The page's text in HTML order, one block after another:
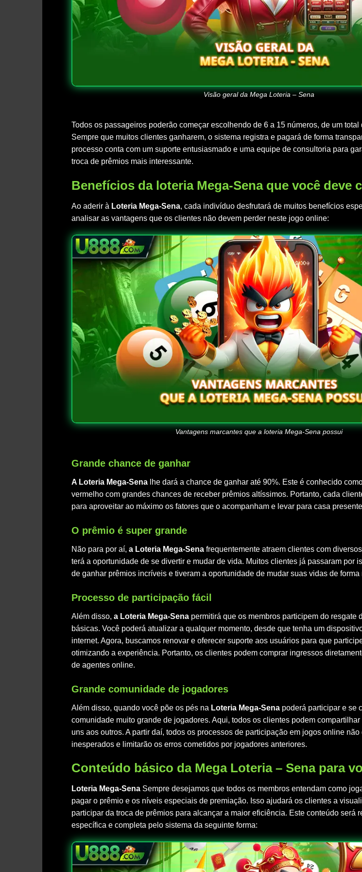
Visão geral da Mega Loteria – Sena
Todos os passageiros poderão começar escolhendo de 6 a 15 números, de um
Sempre que muitos clientes ganharem, o sistema registra e pagará de forma
processo conta com um suporte entusiasmado e uma equipe de consultoria para
troca de prêmios mais interessante.
Benefícios da loteria Mega-Sena que você deve
Ao aderir à Loteria Mega-Sena, cada indivíduo desfrutará de muitos benefícios
analisar as vantagens que os clientes não devem perder neste jogo online:
Vantagens marcantes que a loteria Mega-Sena possui
Grande chance de ganhar
A Loteria Mega-Sena lhe dará a chance de ganhar até 90%. Este é conhecido
vermelho com grandes chances de receber prêmios altíssimos. Portanto, cada
para aproveitar ao máximo os fatores que o acompanham e levar para casa
O prêmio é super grande
Não para por aí, a Loteria Mega-Sena frequentemente atraem clientes com
terá a oportunidade de se divertir e mudar de vida. Muitos clientes já passaram por
de ganhar prêmios incríveis e tiveram a oportunidade de mudar suas vidas de forma
Processo de participação fácil
Além disso, a Loteria Mega-Sena permitirá que os membros participem do resgate
básicas. Você poderá atualizar a qualquer momento, desde que tenha um
internet. Agora, buscamos renovar e oferecer suporte aos usuários para que
otimizando a experiência. Portanto, os clientes podem comprar ingressos
de agentes online.
Grande comunidade de jogadores
Além disso, quando você põe os pés na Loteria Mega-Sena poderá participar e se
comunidade muito grande de jogadores. Aqui, todos os clientes podem
uns aos outros. A partir daí, todos os processos de participação em jogos online
inesperados e limitarão os erros cometidos por jogadores anteriores.
Conteúdo básico da Mega Loteria – Sena para
Loteria Mega-Sena Sempre desejamos que todos os membros entendam como
pagar o prêmio e os níveis especiais de premiação. Isso ajudará os clientes a
participar da troca de prêmios para alcançar a maior eficiência. Este conteúdo será
específica e completa pelo sistema da seguinte forma: